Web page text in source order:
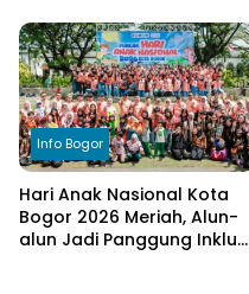
Terdampak Kekeringan
Info Bogor
Hari Anak Nasional Kota
Bogor 2026 Meriah, Alun-
alun Jadi Panggung Inklusi